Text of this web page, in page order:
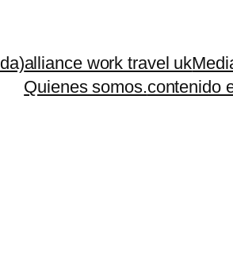
alliance work travel uk
Quienes somos.contenido